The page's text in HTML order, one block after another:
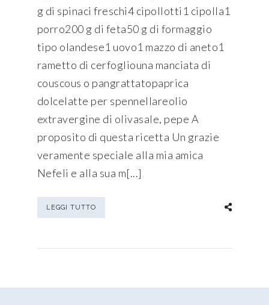
g di spinaci freschi4 cipollotti1 cipolla1
porro200 g di feta50 g di formaggio
tipo olandese1 uovo1 mazzo di aneto1
rametto di cerfogliouna manciata di
couscous o pangrattatopaprica
dolcelatte per spennellareolio
extravergine di olivasale, pepe A
proposito di questa ricetta Un grazie
veramente speciale alla mia amica
Nefeli e alla sua m[...]
LEGGI TUTTO